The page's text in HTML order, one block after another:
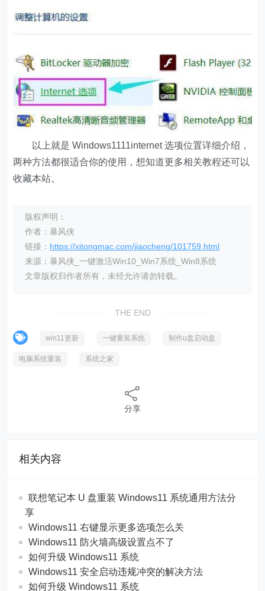
以上就是 Windows1111internet 选项位置详细介绍，
两种方法都很适合你的使用，想知道更多相关教程还可以
收藏本站。
版权声明：
作者：暴风侠
链接： https://xitongmac.com/jiaocheng/101759.html
来源：暴风侠_一键激活Win10_Win7系统_Win8系统
文章版权归作者所有，未经允许请勿转载。
THE END
win11更新 一键重装系统 制作u盘启动盘
电脑系统重装 系统之家
分享
相关内容
联想笔记本 U 盘重装 Windows11 系统通用方法分
享
Windows11 右键显示更多选项怎么关
Windows11 防火墙高级设置点不了
如何升级 Windows11 系统
Windows11 安全启动违规冲突的解决方法
如何升级 Windows11 系统